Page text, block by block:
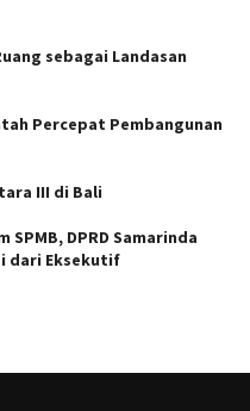
sebagai Landasan
Percepat Pembangunan
III di Bali
DPRD Samarinda
dari Eksekutif